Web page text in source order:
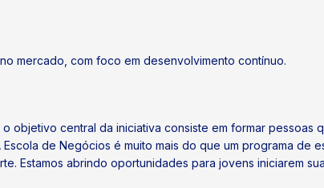
mercado, com foco em desenvolvimento contínuo.
, o objetivo central da iniciativa consiste em formar pessoas
de Negócios é muito mais do que um programa de
Estamos abrindo oportunidades para jovens iniciarem